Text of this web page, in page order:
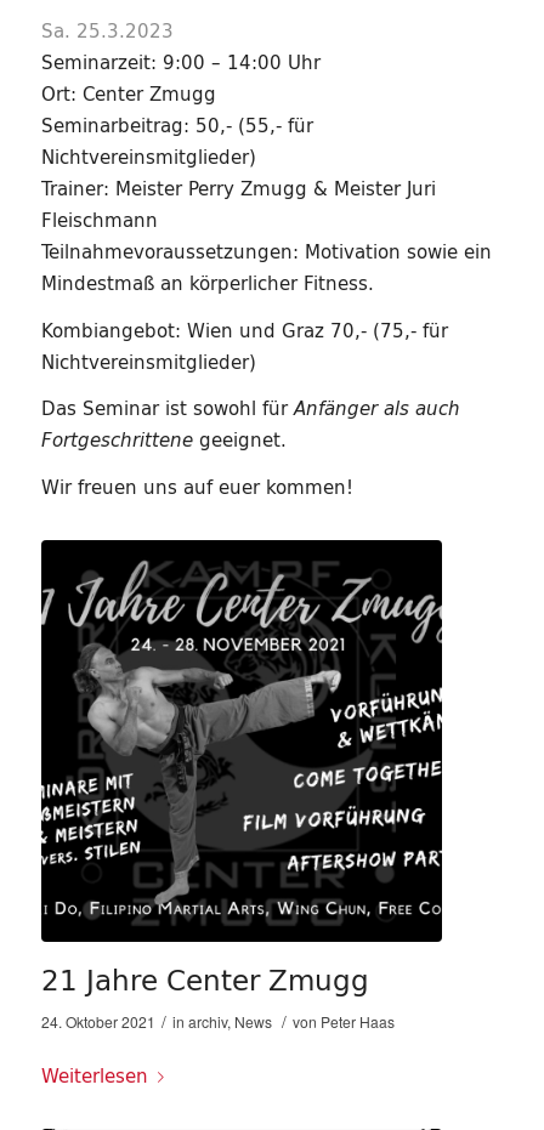
Sa. 25.3.2023
Seminarzeit: 9:00 – 14:00 Uhr
Ort: Center Zmugg
Seminarbeitrag: 50,- (55,- für
Nichtvereinsmitglieder)
Trainer: Meister Perry Zmugg & Meister Juri
Fleischmann
Teilnahmevoraussetzungen: Motivation sowie ein
Mindestmaß an körperlicher Fitness.
Kombiangebot: Wien und Graz 70,- (75,- für
Nichtvereinsmitglieder)
Das Seminar ist sowohl fürAnfänger als auch
Fortgeschrittene geeignet.
Wir freuen uns auf euer kommen!
21 Jahre Center Zmugg
24. Oktober 2021 / in archiv, News / von Peter Haas
Weiterlesen